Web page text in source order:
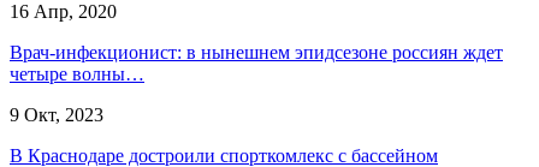
16 Апр, 2020
Врач-инфекционист: в нынешнем эпидсезоне россиян ждет
четыре волны…
9 Окт, 2023
В Краснодаре достроили спорткомлекс с бассейном